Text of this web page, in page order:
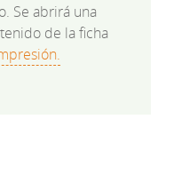
Se abrirá una
de la ficha